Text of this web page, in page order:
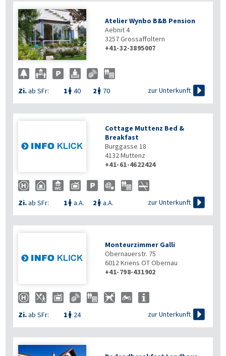
Atelier Wynbo B&B Pension
Aebnit 4
3257Grossaffoltern
+41-32-3895007
Zi.ab SFr: 1  40 2  70 zur Unterkunft 
Cottage Muttenz Bed &
Breakfast
Burggasse 18
4132Muttenz
+41-61-4622424
Zi.ab SFr: 1  a.A. 2  a.A. zur Unterkunft 
Monteurzimmer Galli
Obernauerstr. 75
6012Kriens OT Obernau
+41-798-431902
Zi.ab SFr: 1  24 zur Unterkunft 